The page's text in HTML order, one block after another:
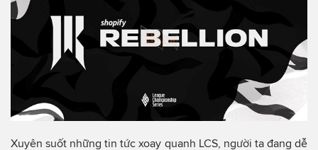
Xuyên suốt những tin tức xoay quanh LCS, người ta đang dễ